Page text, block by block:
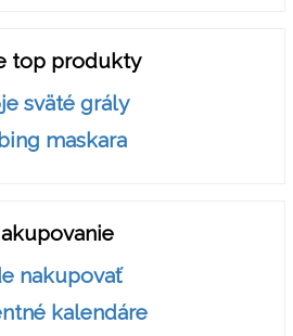
top produkty
sväté grály
maskara
nakupovať
kalendáre